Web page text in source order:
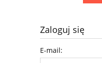
Zaloguj się
E-mail: